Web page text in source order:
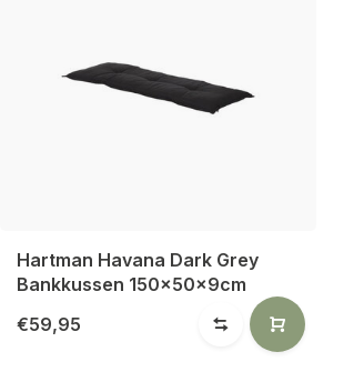
Hartman Havana Dark Grey
Bankkussen 150x50x9cm
€59,95